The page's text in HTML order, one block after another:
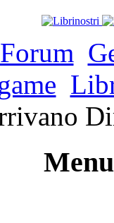
Forum